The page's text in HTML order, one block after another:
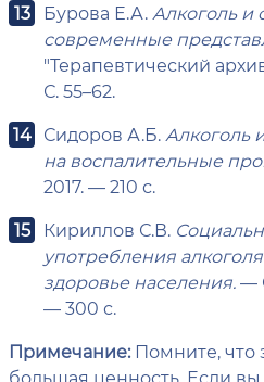
Бурова Е.А.Алкоголь и
современные
"Терапевтический
С. 55–62.
Сидоров А.Б.Алкоголь
на воспалительные
2017. — 210 с.
Кириллов С.В.
употребления
здоровье населения.—
— 300 с.
Примечание:Помните, что